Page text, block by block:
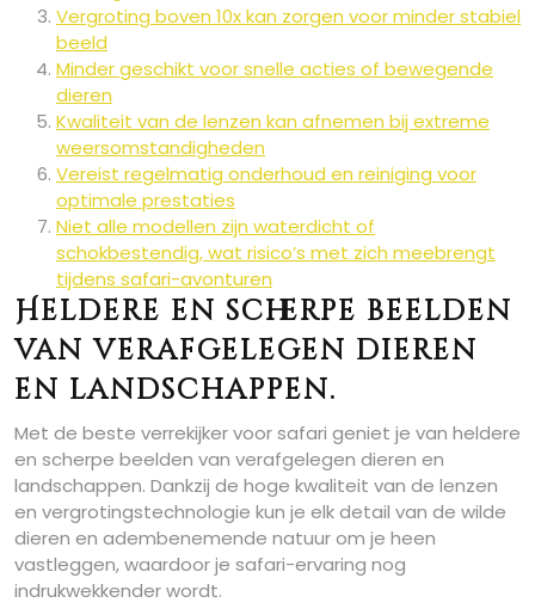
Vergroting boven 10x kan zorgen voor minder stabiel
beeld
Minder geschikt voor snelle acties of bewegende
dieren
Kwaliteit van de lenzen kan afnemen bij extreme
weersomstandigheden
Vereist regelmatig onderhoud en reiniging voor
optimale prestaties
Niet alle modellen zijn waterdicht of
schokbestendig, wat risico’s met zich meebrengt
tijdens safari-avonturen
Heldere en scherpe beelden
van verafgelegen dieren
en landschappen.
Met de beste verrekijker voor safari geniet je van heldere
en scherpe beelden van verafgelegen dieren en
landschappen. Dankzij de hoge kwaliteit van de lenzen
en vergrotingstechnologie kun je elk detail van de wilde
dieren en adembenemende natuur om je heen
vastleggen, waardoor je safari-ervaring nog
indrukwekkender wordt.